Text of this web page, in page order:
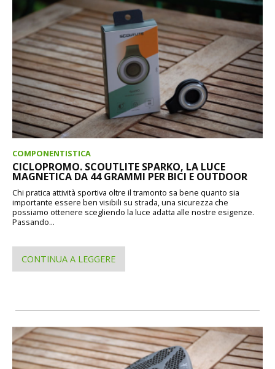
COMPONENTISTICA
CICLOPROMO. SCOUTLITE SPARKO, LA LUCE
MAGNETICA DA 44 GRAMMI PER BICI E OUTDOOR
Chi pratica attività sportiva oltre il tramonto sa bene quanto sia
importante essere ben visibili su strada, una sicurezza che
possiamo ottenere scegliendo la luce adatta alle nostre esigenze.
Passando...
CONTINUA A LEGGERE